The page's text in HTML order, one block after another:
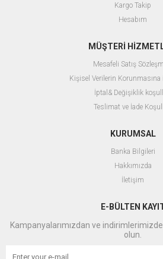
Kargo Takip
Hesabım
MÜŞTERİ
Mesafeli Satış
Kişisel Verilerin
İptal& Değişiklik
Teslimat ve İade
KURUMSAL
Banka Bilgileri
Hakkımızda
İletişim
E-BÜLTEN
Kampanyalarımızdan ve
olun.